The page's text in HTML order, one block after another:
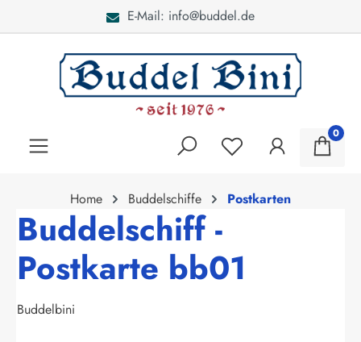
E-Mail: info@buddel.de
0
Home Buddelschiffe Postkarten
Buddelschiff -
Postkarte bb01
Buddelbini